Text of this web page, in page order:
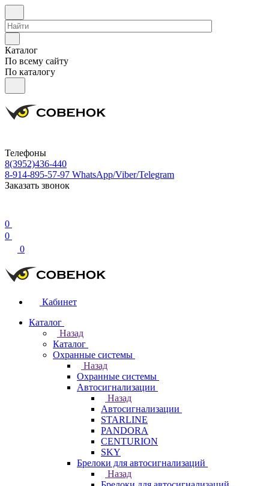
Каталог
По всему сайту
По каталогу
Телефоны
8(3952)436-440
8-914-895-57-97 WhatsApp/Viber/Telegram
Заказать звонок
0
0
0
Кабинет
Каталог
Назад
Каталог
Охранные системы
Назад
Охранные системы
Автосигнализации
Назад
Автосигнализации
STARLINE
PANDORA
CENTURION
SKY
Брелоки для автосигнализаций
Назад